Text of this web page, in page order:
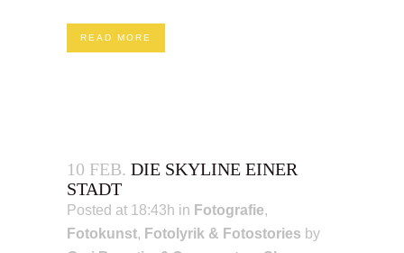
READ MORE
10 FEB. DIE SKYLINE EINER
STADT
Posted at 18:43h in Fotografie,
Fotokunst, Fotolyrik & Fotostories by